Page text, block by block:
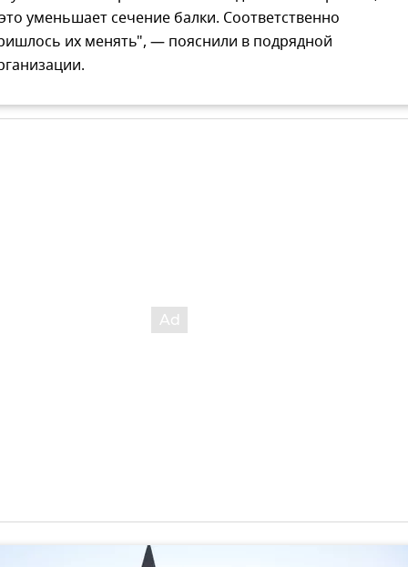
уменьшает сечение балки. Соответственно
их менять", — пояснили в подрядной